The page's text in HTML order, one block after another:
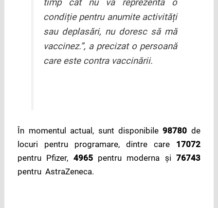
timp cât nu va reprezenta o
condiție pentru anumite activități
sau deplasări, nu doresc să mă
vaccinez.”, a precizat o persoană
care este contra vaccinării.
În momentul actual, sunt disponibile98780 de
locuri pentru programare, dintre care 17072
pentru Pfizer, 4965pentru moderna și 76743
pentru AstraZeneca.